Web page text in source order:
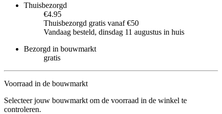
Thuisbezorgd
€4.95
Thuisbezorgd gratis vanaf €50
Vandaag besteld, dinsdag 11 augustus in huis
Bezorgd in bouwmarkt
gratis
Voorraad in de bouwmarkt
Selecteer jouw bouwmarkt om de voorraad in de winkel te
controleren.